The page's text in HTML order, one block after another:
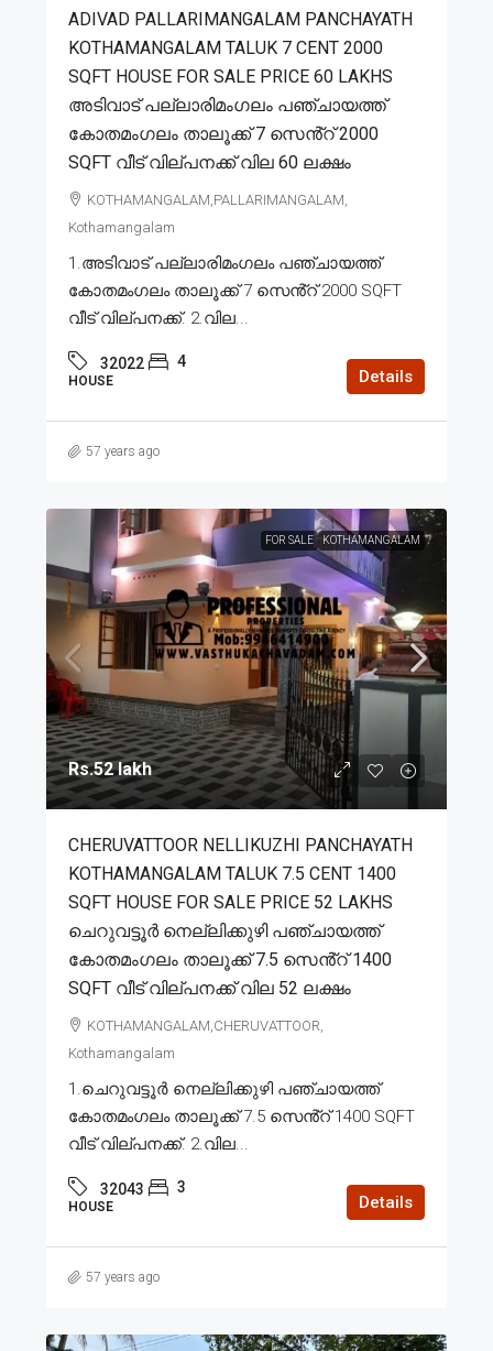
ADIVAD PALLARIMANGALAM PANCHAYATH
KOTHAMANGALAM TALUK 7 CENT 2000
SQFT HOUSE FOR SALE PRICE 60 LAKHS
അടിവാട് പല്ലാരിമംഗലം പഞ്ചായത്ത്
കോതമംഗലം താലൂക്ക് 7 സെൻ്റ് 2000
SQFT വീട് വില്പനക്ക് വില 60 ലക്ഷം
KOTHAMANGALAM,PALLARIMANGALAM,
Kothamangalam
1.അടിവാട് പല്ലാരിമംഗലം പഞ്ചായത്ത്
കോതമംഗലം താലൂക്ക് 7 സെൻ്റ് 2000 SQFT
വീട് വില്പനക്ക്. 2.വില...
32022 4
HOUSE Details
57 years ago
FOR SALE KOTHAMANGALAM
Rs.52 lakh
CHERUVATTOOR NELLIKUZHI PANCHAYATH
KOTHAMANGALAM TALUK 7.5 CENT 1400
SQFT HOUSE FOR SALE PRICE 52 LAKHS
ചെറുവട്ടൂർ നെല്ലിക്കുഴി പഞ്ചായത്ത്
കോതമംഗലം താലൂക്ക് 7.5 സെൻ്റ് 1400
SQFT വീട് വില്പനക്ക് വില 52 ലക്ഷം
KOTHAMANGALAM,CHERUVATTOOR,
Kothamangalam
1.ചെറുവട്ടൂർ നെല്ലിക്കുഴി പഞ്ചായത്ത്
കോതമംഗലം താലൂക്ക് 7.5 സെൻ്റ് 1400 SQFT
വീട് വില്പനക്ക്. 2.വില...
32043 3
HOUSE Details
57 years ago